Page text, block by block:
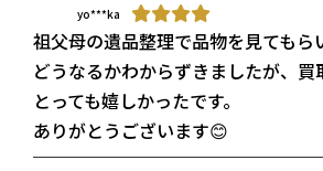
どうなるかわからずきました
ありがとうございます😊
yo***ka
祖父母の遺品整理で品物を見てもら
どうなるかわからずきましたが、
とっても嬉しかったです。
ありがとうございます😊